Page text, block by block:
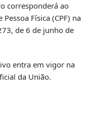
corresponderá ao
Física (CPF) na
de 6 de junho de
entra em vigor na
da União.